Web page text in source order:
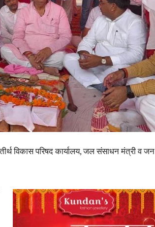
Latest
News
in
Hindi,
विकास परिषद कार्यालय, जल संसाधन मंत्री व जन